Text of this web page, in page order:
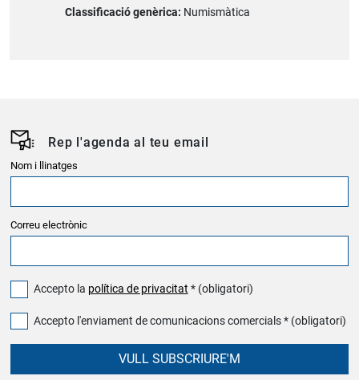
Classificació genèrica: Numismàtica
Rep l'agenda al teu email
Nom i llinatges
Correu electrònic
Accepto la política de privacitat * (obligatori)
Accepto l'enviament de comunicacions comercials * (obligatori)
VULL SUBSCRIURE'M